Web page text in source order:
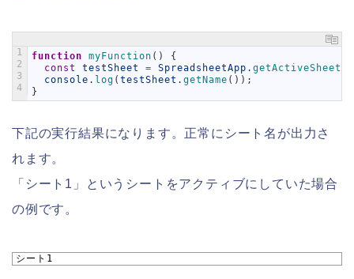
1
2
3
4
function myFunction ( )
{
const
testSheet = SpreadsheetApp . getActiveSheet
console . log ( testSheet . getName ( ) ) ;
}
下記の実行結果になります。正常にシート名が出力さ
れます。
「シート1」というシートをアクティブにしていた場合
の例です。
シート1